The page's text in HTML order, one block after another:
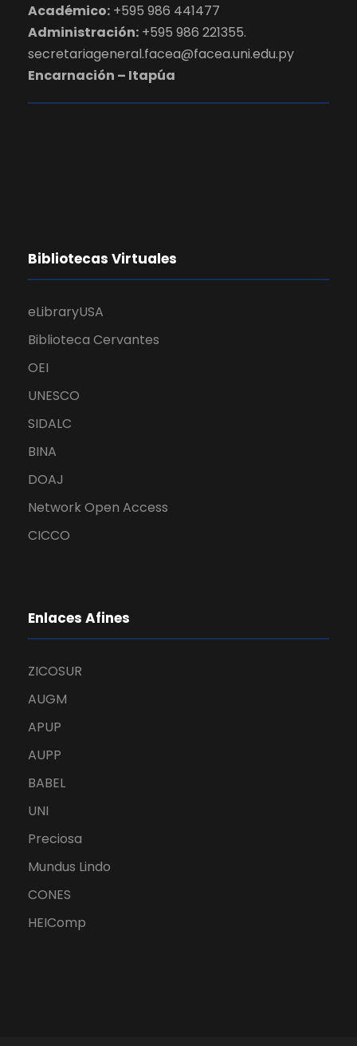
Académico: +595 986 441477
Administración: +595 986 221355.
secretariageneral.facea@facea.uni.edu.py
Encarnación – Itapúa
Bibliotecas Virtuales
eLibraryUSA
Biblioteca Cervantes
OEI
UNESCO
SIDALC
BINA
DOAJ
Network Open Access
CICCO
Enlaces Afines
ZICOSUR
AUGM
APUP
AUPP
BABEL
UNI
Preciosa
Mundus Lindo
CONES
HEIComp